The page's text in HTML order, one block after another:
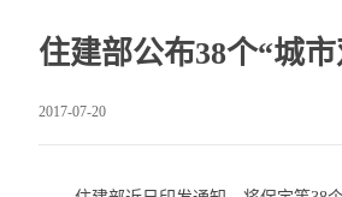
住建部公布38个“城
2017-07-20